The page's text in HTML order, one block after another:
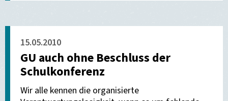
15.05.2010
GU auch ohne Beschluss der
Schulkonferenz
Wir alle kennen die organisierte